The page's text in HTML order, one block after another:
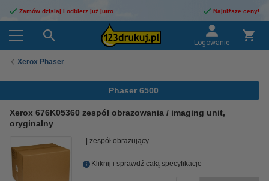
Zamów dzisiaj i odbierz już jutro Najniższe ceny!
Logowanie
Xerox Phaser
Phaser 6500
Xerox 676K05360 zespół obrazowania / imaging unit,
oryginalny
- zespół obrazujący
Kliknij i sprawdź całą specyfikacje